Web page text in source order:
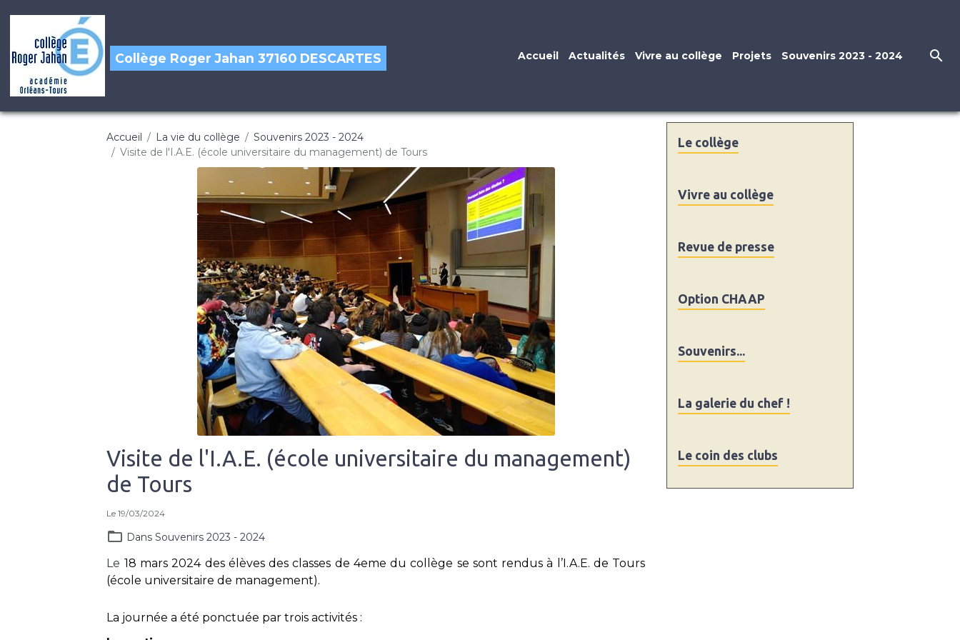
Collège Roger Jahan 37160 DESCARTES Accueil Actualités Vivre au collège Projets Souvenirs 2023 - 2024
Accueil La vie du collège
Souvenirs 2023 - 2024
Visite de l'I.A.E. (école universitaire du management) de Tours
Visite de l'I.A.E. (école universitaire du management)
de Tours
Le 19/03/2024
DansSouvenirs 2023 - 2024
Le 18 mars 2024 des élèves des classes de 4eme du collège se sont rendus à l’I.A.E. de Tours
(école universitaire de management).
La journée a été ponctuée par trois activités :
Le collège
Vivre au collège
Revue de presse
Option CHAAP
Souvenirs...
La galerie du chef !
Le coin des clubs